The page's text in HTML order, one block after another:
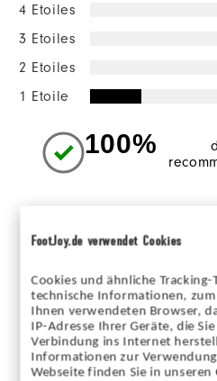
FootJoy.de verwendet Cookies
Cookies und ähnliche
technische Informationen,
Ihnen verwendeten Browser,
IP-Adresse Ihrer Geräte, die
Verbindung ins Internet
Informationen zur
Webseite finden Sie in unseren
4 Etoiles
3 Etoiles
2 Etoiles
1 Etoile
100%
Overall
Runs Small